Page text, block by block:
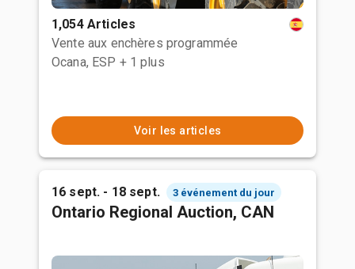
1,054 Articles
Vente aux enchères programmée
Ocana, ESP + 1 plus
Voir les articles
16 sept. - 18 sept. 3 événement du jour
Ontario Regional Auction, CAN